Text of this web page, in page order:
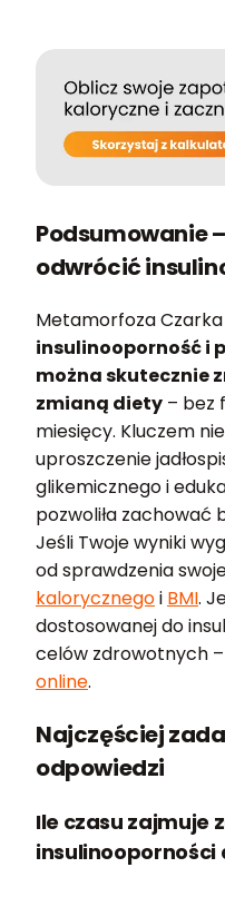
Podsumowanie
odwrócić
Metamorfoza Czarka
insulinooporność i
można skutecznie
zmianą diety – bez
miesięcy. Kluczem
uproszczenie
glikemicznego i
pozwoliła zachować
Jeśli Twoje wyniki
od sprawdzenia
kalorycznegoi BMI.
dostosowanej do
celów zdrowotnych
online.
Najczęściej
odpowiedzi
Ile czasu zajmuje
insulinooporności